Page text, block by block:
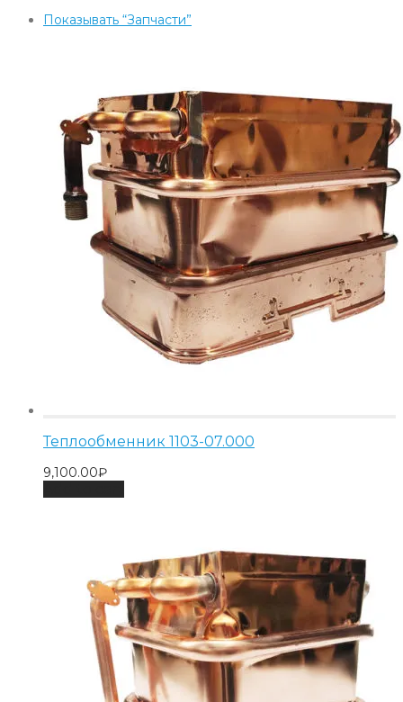
Показывать “Запчасти”
Теплообменник 1103-07.000
9,100.00₽